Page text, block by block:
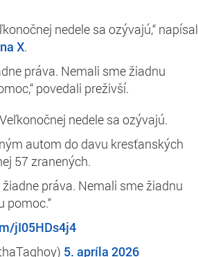
nedele sa ozývajú,“ napísal
X.
práva. Nemali sme žiadnu
povedali preživší.
nedele sa ozývajú.
autom do davu kresťanských
57 zranených.
práva. Nemali sme žiadnu
pomoc.“
jI05HDs4j4
5. apríla 2026